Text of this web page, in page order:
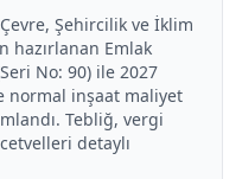
Şehircilik ve İklim
hazırlanan Emlak
No: 90) ile 2027
normal inşaat maliyet
Tebliğ, vergi
detaylı